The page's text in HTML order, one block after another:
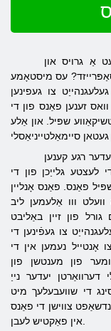
אַ גרויס און
עס מיסטאָמע
צו געפינען
זענען פאַנס פון די
שפּיל. און אַלע
רגע קענען
לעצטע גלייַכן פון די
פאַנס. פאַנס אָנליין
ווו אַלעמען ליב
פון זיין באַליבט
צו געפֿינען די
אָנטייל נעמען אין די
פון מענטשן פון
יעדער נייַ
די שוועבעלעך מיט
צווישן די פאַנס